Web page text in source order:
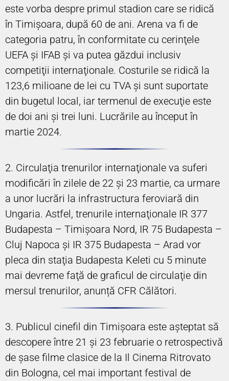
este vorba despre primul stadion care se ridică
în Timişoara, după 60 de ani. Arena va fi de
categoria patru, în conformitate cu cerinţele
UEFA şi IFAB şi va putea găzdui inclusiv
competiţii internaţionale. Costurile se ridică la
123,6 milioane de lei cu TVA şi sunt suportate
din bugetul local, iar termenul de execuţie este
de doi ani şi trei luni. Lucrările au început în
martie 2024.
2. Circulaţia trenurilor internaţionale va suferi
modificări în zilele de 22 şi 23 martie, ca urmare
a unor lucrări la infrastructura feroviară din
Ungaria. Astfel, trenurile internaţionale IR 377
Budapesta – Timişoara Nord, IR 75 Budapesta –
Cluj Napoca şi IR 375 Budapesta – Arad vor
pleca din staţia Budapesta Keleti cu 5 minute
mai devreme faţă de graficul de circulaţie din
mersul trenurilor, anunță CFR Călători.
3. Publicul cinefil din Timişoara este aşteptat să
descopere între 21 şi 23 februarie o retrospectivă
de şase filme clasice de la Il Cinema Ritrovato
din Bologna, cel mai important festival de